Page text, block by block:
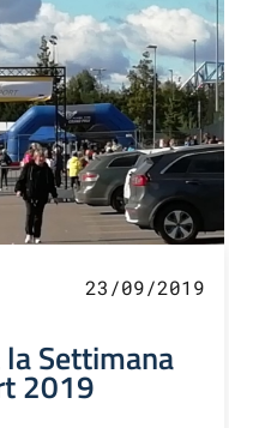
23/09/2019
la Settimana
2019